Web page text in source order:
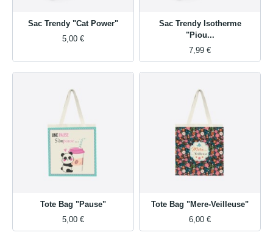
Sac Trendy "Cat Power"
5,00 €
Sac Trendy Isotherme
"Piou...
7,99 €
Tote Bag "Pause"
5,00 €
Tote Bag "Mere-Veilleuse"
6,00 €